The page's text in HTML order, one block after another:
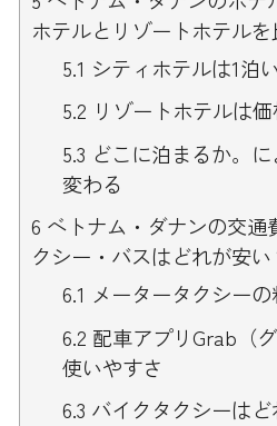
ホテルとリゾートホテル
5.1 シティホテルは1泊
5.2 リゾートホテルは
5.3 どこに泊まるか。
変わる
6 ベトナム・ダナンの交通
クシー・バスはどれが安い
6.1 メータータクシー
6.2 配車アプリGrab（
使いやすさ
6.3 バイクタクシーは